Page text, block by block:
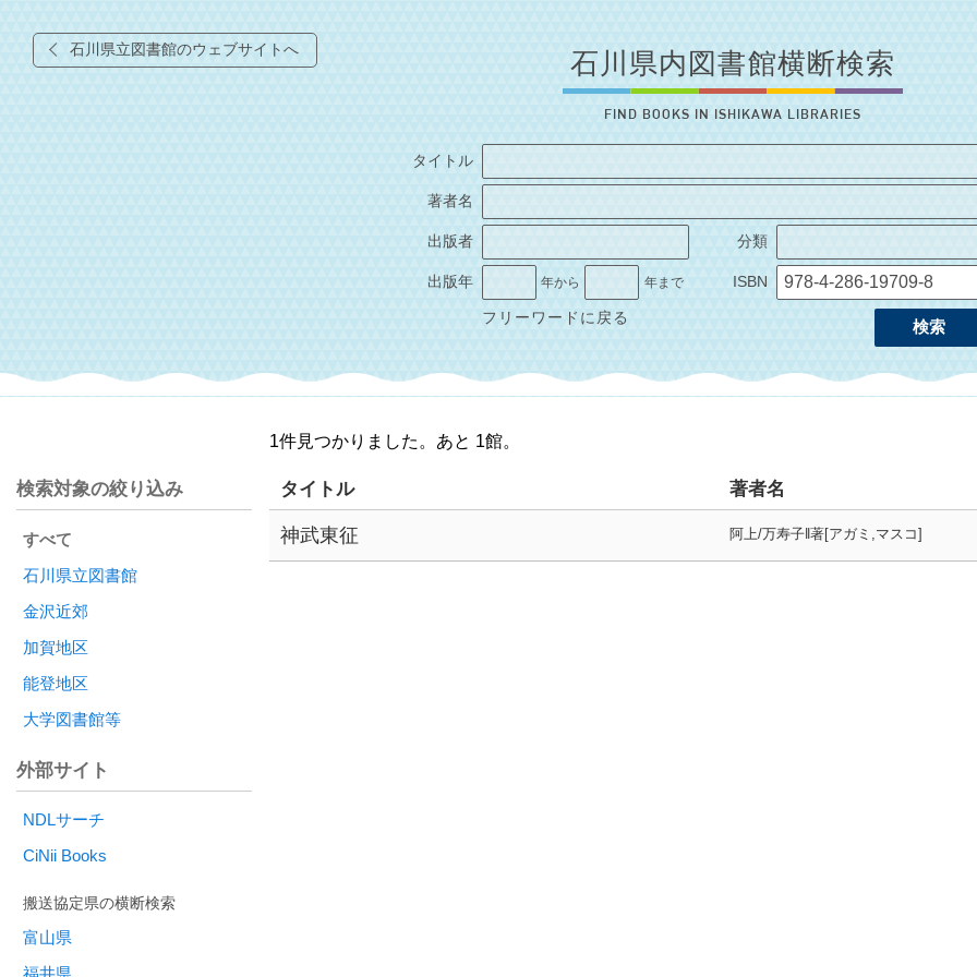
石川県立図書館のウェブサイトへ 石川県内図書館横断検索
FIND BOOKS IN ISHIKAWA LIBRARIES
タイトル
著者名
出版者 分類
出版年 年から 年まで ISBN
検索
フリーワードに戻る
1件見つかりました。あと 1館。
タイトル 著者名
神武東征 阿上/万寿子‖著[アガミ,マスコ]
検索対象の絞り込み
すべて
石川県立図書館
金沢近郊
加賀地区
能登地区
大学図書館等
外部サイト
NDLサーチ
CiNii Books
富山県